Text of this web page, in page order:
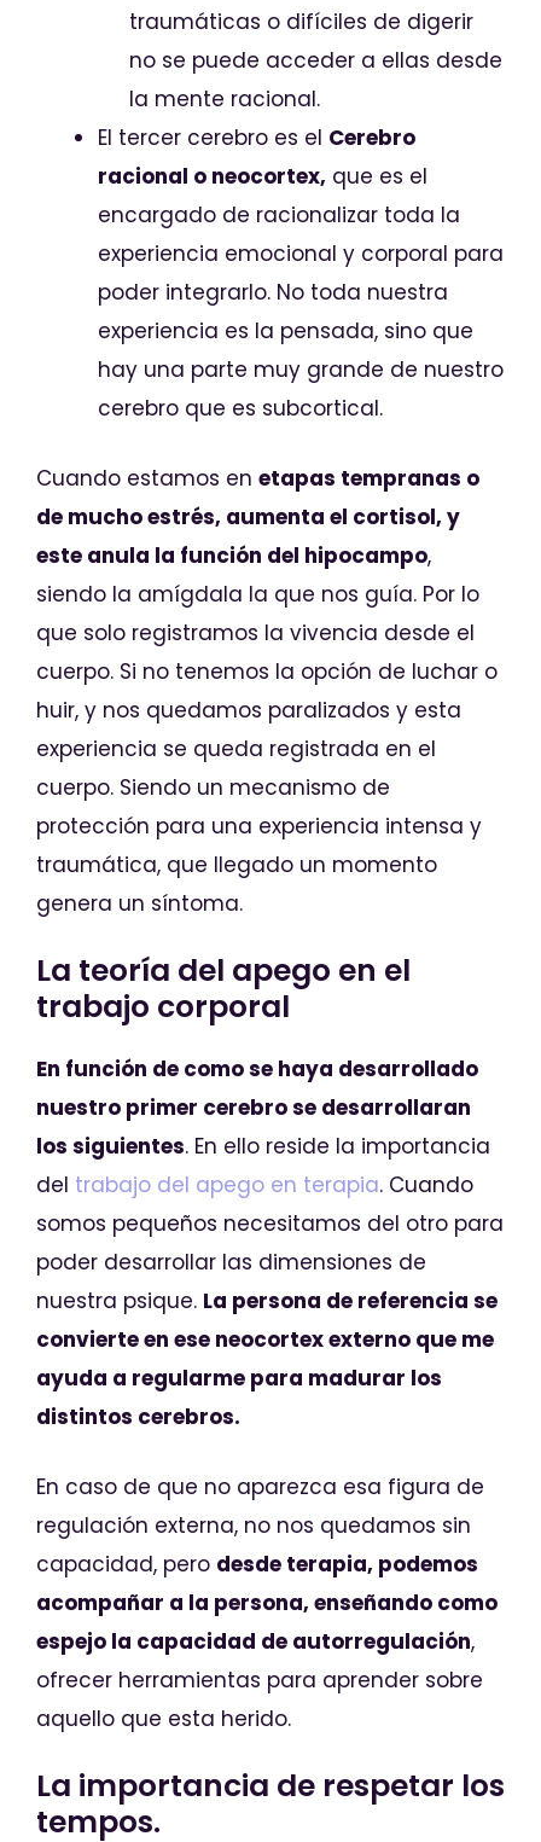
traumáticas o difíciles de digerir
no se puede acceder a ellas desde
la mente racional.
El tercer cerebro es el Cerebro
racional o neocortex, que es el
encargado de racionalizar toda la
experiencia emocional y corporal para
poder integrarlo. No toda nuestra
experiencia es la pensada, sino que
hay una parte muy grande de nuestro
cerebro que es subcortical.
Cuando estamos en etapas tempranas o
de mucho estrés, aumenta el cortisol, y
este anula la función del hipocampo,
siendo la amígdala la que nos guía. Por lo
que solo registramos la vivencia desde el
cuerpo. Si no tenemos la opción de luchar o
huir, y nos quedamos paralizados y esta
experiencia se queda registrada en el
cuerpo. Siendo un mecanismo de
protección para una experiencia intensa y
traumática, que llegado un momento
genera un síntoma.
La teoría del apego en el
trabajo corporal
En función de como se haya desarrollado
nuestro primer cerebro se desarrollaran
los siguientes. En ello reside la importancia
del trabajo del apego en terapia. Cuando
somos pequeños necesitamos del otro para
poder desarrollar las dimensiones de
nuestra psique. La persona de referencia se
convierte en ese neocortex externo que me
ayuda a regularme para madurar los
distintos cerebros.
En caso de que no aparezca esa figura de
regulación externa, no nos quedamos sin
capacidad, pero desde terapia, podemos
acompañar a la persona, enseñando como
espejo la capacidad de autorregulación,
ofrecer herramientas para aprender sobre
aquello que esta herido.
La importancia de respetar los
tempos.